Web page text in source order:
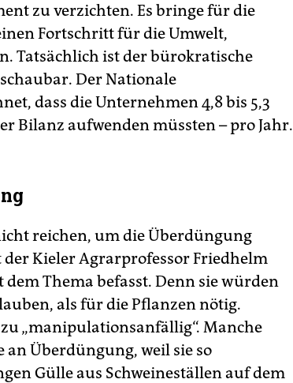
zu verzichten. Es bringe für die
Fortschritt für die Umwelt,
Tatsächlich ist der bürokratische
Der Nationale
dass die Unternehmen 4,8 bis 5,3
Bilanz aufwenden müssten – pro Jahr.
reichen, um die Überdüngung
Kieler Agrarprofessor Friedhelm
dem Thema befasst. Denn sie würden
als für die Pflanzen nötig.
„manipulationsanfällig“. Manche
Überdüngung, weil sie so
Gülle aus Schweineställen auf dem